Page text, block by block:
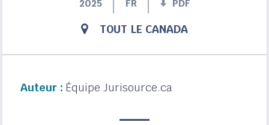
2025 FR PDF
TOUT LE CANADA
Auteur : Équipe Jurisource.ca